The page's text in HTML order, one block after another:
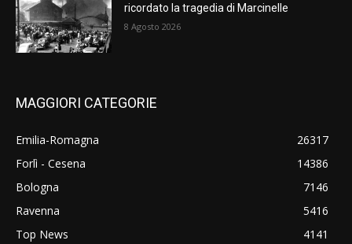
ricordato la tragedia di Marcinelle
8 Agosto 2026
MAGGIORI CATEGORIE
Emilia-Romagna
26317
Forlì - Cesena
14386
Bologna
7146
Ravenna
5416
Top News
4141